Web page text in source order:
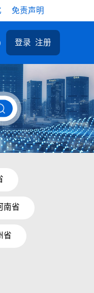
免责声明
登录 注册
南省
省